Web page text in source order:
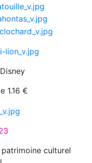
1.16 €
culturel